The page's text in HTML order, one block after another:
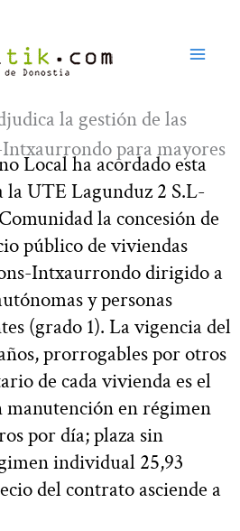
la gestión de las
para mayores
Local ha acordado esta
la UTE Lagunduz 2 S.L-
la concesión de
público de viviendas
Intxaurrondo dirigido a
y personas
(grado 1). La vigencia del
prorrogables por otros
de cada vivienda es el
manutención en régimen
por día; plaza sin
individual 25,93
del contrato asciende a